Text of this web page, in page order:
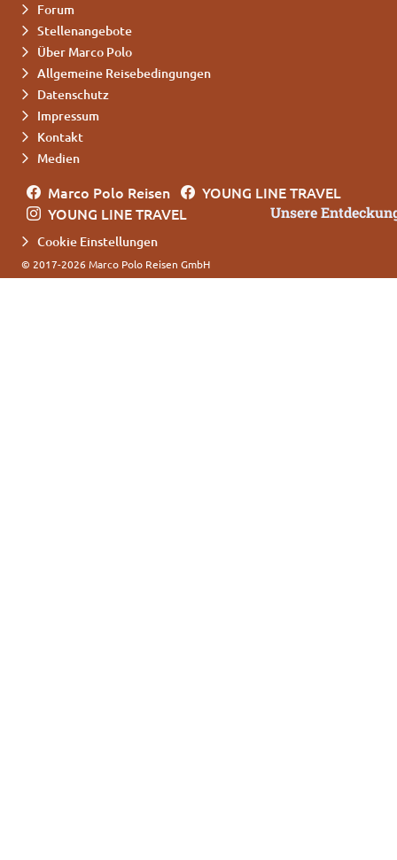
Forum
Stellenangebote
Über Marco Polo
Allgemeine Reisebedingungen
Datenschutz
Impressum
Kontakt
Medien
Marco Polo Reisen
YOUNG LINE TRAVEL
YOUNG LINE TRAVEL
Unsere
© 2017-2026 Marco Polo Reisen GmbH
Cookie Einstellungen